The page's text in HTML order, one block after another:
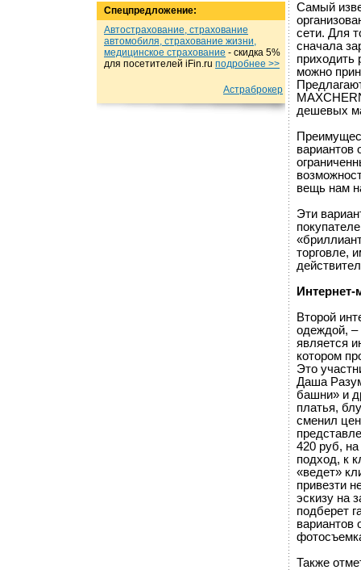
Спецпредложение:
Автострахование, страхование
автомобиля, страхование жизни,
медицинское страхование - cкидка 5%
для посетителей iFin.ru подробнеe >>
Астраброкер
Самый
сети. Для
сначала
приходить
можно
дешевых
вариантов
вещь нам
Эти
торговле,
Второй
одеждой, –
является
котором
Это
Даша
башни» и
платья,
сменил
420 руб,
подход, к
«ведет»
привезти
эскизу на
подберет
вариантов
Также